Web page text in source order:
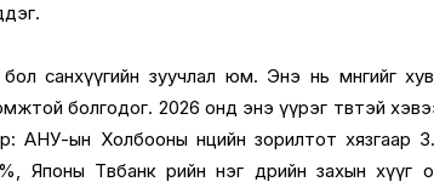
санхүүгийн зуучлал юм. Энэ нь мөнгийг
болгодог. 2026 онд энэ үүрэг төвтэй
АНУ-ын Холбооны нөөцийн зорилтот
Японы Төвбанк өөрийн нэг өдрийн захын